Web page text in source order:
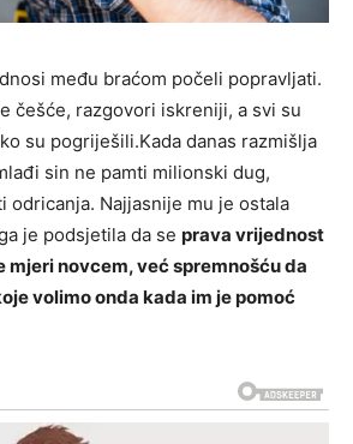
među braćom počeli popravljati.
češće, razgovori iskreniji, a svi su
su pogriješili.Kada danas razmišlja
sin ne pamti milionski dug,
odricanja. Najjasnije mu je ostala
je podsjetila da se prava vrijednost
mjeri novcem, već spremnošću da
volimo onda kada im je pomoć